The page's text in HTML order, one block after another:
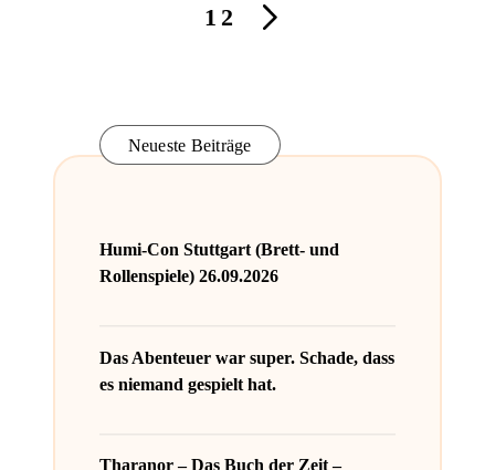
Seitennummerierung
1 2
Neueste Beiträge
Humi-Con Stuttgart (Brett- und
Rollenspiele) 26.09.2026
Das Abenteuer war super. Schade, dass
es niemand gespielt hat.
Tharanor – Das Buch der Zeit –